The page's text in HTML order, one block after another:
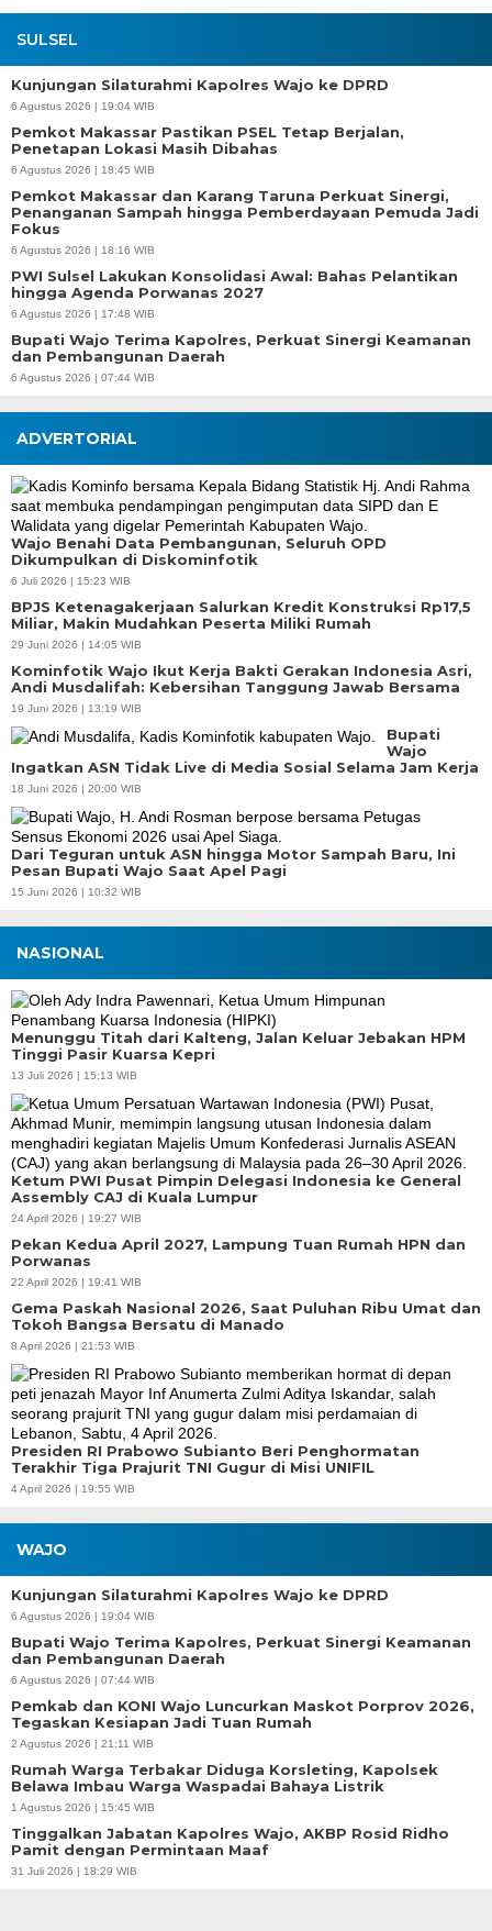
SULSEL
Kunjungan Silaturahmi Kapolres Wajo ke DPRD
6 Agustus 2026 | 19:04 WIB
Pemkot Makassar Pastikan PSEL Tetap Berjalan,
Penetapan Lokasi Masih Dibahas
6 Agustus 2026 | 18:45 WIB
Pemkot Makassar dan Karang Taruna Perkuat Sinergi,
Penanganan Sampah hingga Pemberdayaan Pemuda Jadi
Fokus
6 Agustus 2026 | 18:16 WIB
PWI Sulsel Lakukan Konsolidasi Awal: Bahas Pelantikan
hingga Agenda Porwanas 2027
6 Agustus 2026 | 17:48 WIB
Bupati Wajo Terima Kapolres, Perkuat Sinergi Keamanan
dan Pembangunan Daerah
6 Agustus 2026 | 07:44 WIB
ADVERTORIAL
Wajo Benahi Data Pembangunan, Seluruh OPD
Dikumpulkan di Diskominfotik
6 Juli 2026 | 15:23 WIB
BPJS Ketenagakerjaan Salurkan Kredit Konstruksi Rp17,5
Miliar, Makin Mudahkan Peserta Miliki Rumah
29 Juni 2026 | 14:05 WIB
Kominfotik Wajo Ikut Kerja Bakti Gerakan Indonesia Asri,
Andi Musdalifah: Kebersihan Tanggung Jawab Bersama
19 Juni 2026 | 13:19 WIB
Bupati
Wajo
Ingatkan ASN Tidak Live di Media Sosial Selama Jam Kerja
18 Juni 2026 | 20:00 WIB
Dari Teguran untuk ASN hingga Motor Sampah Baru, Ini
Pesan Bupati Wajo Saat Apel Pagi
15 Juni 2026 | 10:32 WIB
NASIONAL
Menunggu Titah dari Kalteng, Jalan Keluar Jebakan HPM
Tinggi Pasir Kuarsa Kepri
13 Juli 2026 | 15:13 WIB
Ketum PWI Pusat Pimpin Delegasi Indonesia ke General
Assembly CAJ di Kuala Lumpur
24 April 2026 | 19:27 WIB
Pekan Kedua April 2027, Lampung Tuan Rumah HPN dan
Porwanas
22 April 2026 | 19:41 WIB
Gema Paskah Nasional 2026, Saat Puluhan Ribu Umat dan
Tokoh Bangsa Bersatu di Manado
8 April 2026 | 21:53 WIB
Presiden RI Prabowo Subianto Beri Penghormatan
Terakhir Tiga Prajurit TNI Gugur di Misi UNIFIL
4 April 2026 | 19:55 WIB
WAJO
Kunjungan Silaturahmi Kapolres Wajo ke DPRD
6 Agustus 2026 | 19:04 WIB
Bupati Wajo Terima Kapolres, Perkuat Sinergi Keamanan
dan Pembangunan Daerah
6 Agustus 2026 | 07:44 WIB
Pemkab dan KONI Wajo Luncurkan Maskot Porprov 2026,
Tegaskan Kesiapan Jadi Tuan Rumah
2 Agustus 2026 | 21:11 WIB
Rumah Warga Terbakar Diduga Korsleting, Kapolsek
Belawa Imbau Warga Waspadai Bahaya Listrik
1 Agustus 2026 | 15:45 WIB
Tinggalkan Jabatan Kapolres Wajo, AKBP Rosid Ridho
Pamit dengan Permintaan Maaf
31 Juli 2026 | 18:29 WIB